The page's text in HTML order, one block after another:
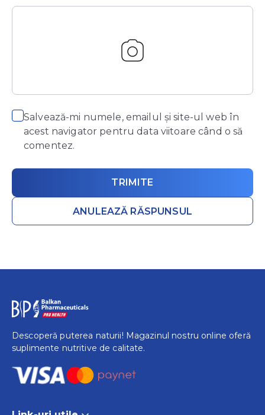
Salvează-mi numele, emailul și site-ul web în
acest navigator pentru data viitoare când o să
comentez.
ANULEAZĂ RĂSPUNSUL
Descoperă puterea naturii! Magazinul nostru online oferă
suplimente nutritive de calitate.